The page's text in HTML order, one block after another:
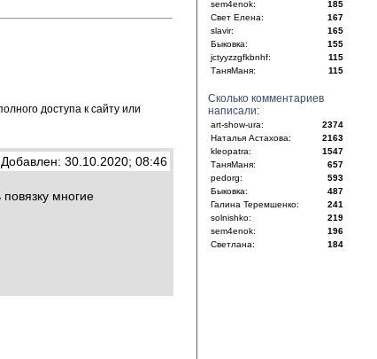
доступа к сайту или
Добавлен: 30.10.2020; 08:46
многие
sem4enok:
185
Свет Елена:
167
slavir:
165
Быковка:
155
jctyyzzgfkbnhf:
115
ТаняМаня:
115
Сколько комментариев
написали:
art-show-ura:
2374
Наталья Астахова:
2163
kleopatra:
1547
ТаняМаня:
657
pedorg:
593
Быковка:
487
Галина Теремшенко:
241
solnishko:
219
sem4enok:
196
Светлана:
184